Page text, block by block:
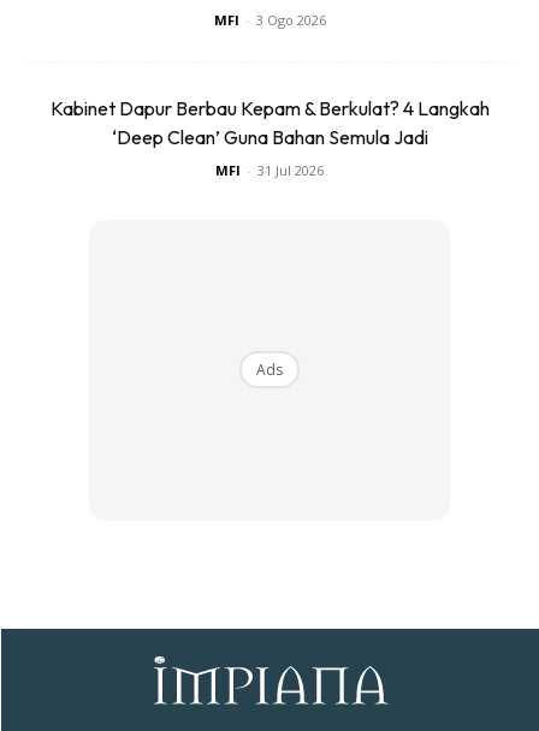
Sekiranya tidak diberi rawatan dengan segera, sawan dan
menyebabkan kematian. Selain dari itu, daunnya juga
dapat memberi kesan pada sistem saraf pusat.
Ads
MFI - 3 Ogo 2026
Kabinet Dapur Berbau Kepam & Berkulat? 4 Langkah
‘Deep Clean’ Guna Bahan Semula Jadi
MFI - 31 Jul 2026
Ads